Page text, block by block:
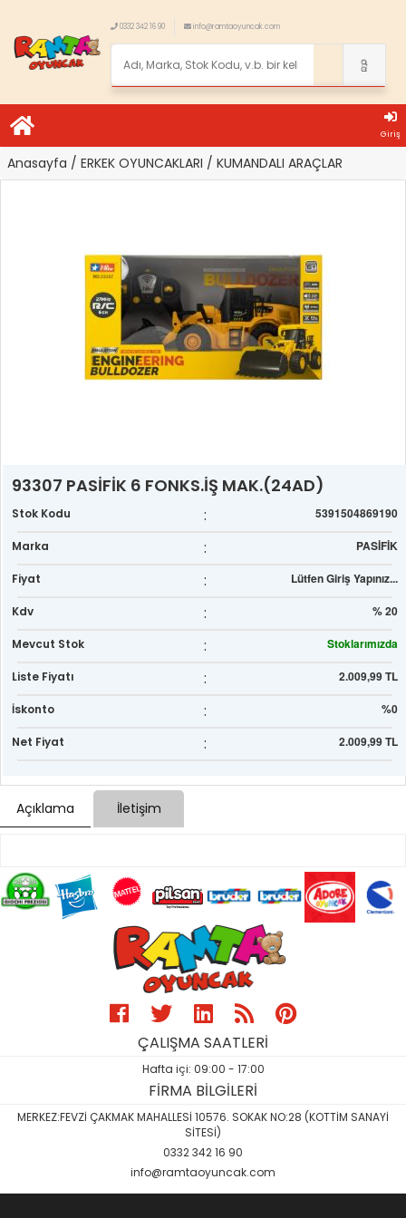
0332 342 16 90 info@ramtaoyuncak.com
Giriş
Anasayfa / ERKEK OYUNCAKLARI / KUMANDALI ARAÇLAR
93307 PASİFİK 6 FONKS.İŞ MAK.(24AD)
Stok Kodu : 5391504869190
Marka : PASİFİK
Fiyat : Lütfen Giriş Yapınız...
Kdv : % 20
Mevcut Stok : Stoklarımızda
Liste Fiyatı : 2.009,99 TL
İskonto : %0
Net Fiyat : 2.009,99 TL
Açıklama İletişim
ÇALIŞMA SAATLERİ
Hafta içi: 09:00 - 17:00
FİRMA BİLGİLERİ
MERKEZ:FEVZİ ÇAKMAK MAHALLESİ 10576. SOKAK NO:28 (KOTTİM SANAYİ
SİTESİ)
0332 342 16 90
info@ramtaoyuncak.com